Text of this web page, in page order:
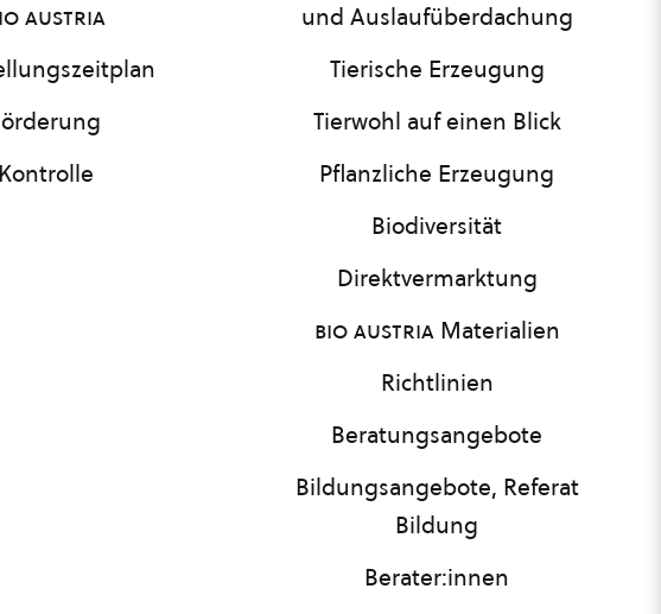
austria
Kontrolle
und Auslaufüberdachung
Tierische Erzeugung
Tierwohl auf einen Blick
Pflanzliche Erzeugung
Biodiversität
Direktvermarktung
bio austriaMaterialien
Richtlinien
Beratungsangebote
Bildungsangebote, Referat
Bildung
Berater:innen